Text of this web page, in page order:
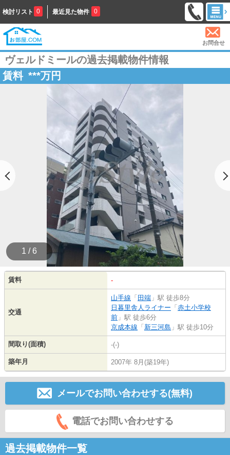
検討リスト 0 最近見た物件 0
お問合せ
ヴェルドミールの過去掲載物件情報
賃料 ***万円
1 / 6
賃料 -
交通
山手線 「 田端 」駅 徒歩8分
日暮里舎人ライナー 「 赤土小学校
前 」駅 徒歩6分
京成本線 「 新三河島 」駅 徒歩10分
間取り(面積) -(-)
築年月 2007年 8月(築19年)
メールでお問い合わせする(無料)
電話でお問い合わせする
過去掲載物件一覧